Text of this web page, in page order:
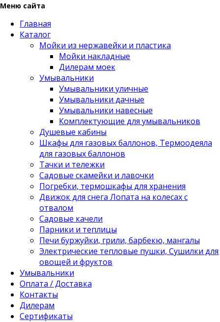
Меню сайта
Главная
Каталог
Мойки из нержавейки и пластика
Мойки накладные
Дилерам моек
Умывальники
Умывальники уличные
Умывальники дачные
Умывальники навесные
Комплектующие для умывальников
Душевые кабины
Шкафы для газовых баллонов, Термоодеяла
для газовых баллонов
Тачки и тележки
Садовые скамейки и лавочки
Погребки, термошкафы для хранения
Движок для снега Лопата на колесах с
отвалом
Садовые качели
Парники и теплицы
Печи буржуйки, грили, барбекю, мангалы
Электрические тепловые пушки, Сушилки для
овощей и фруктов
Умывальники
Оплата / Доставка
Контакты
Дилерам
Сертификаты